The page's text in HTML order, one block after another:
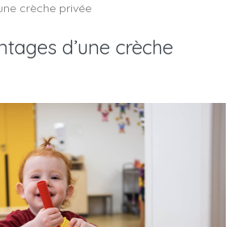
crèche privée
d’une crèche